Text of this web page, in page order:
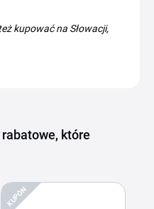
kupować na Słowacji,
które
KUPÓN